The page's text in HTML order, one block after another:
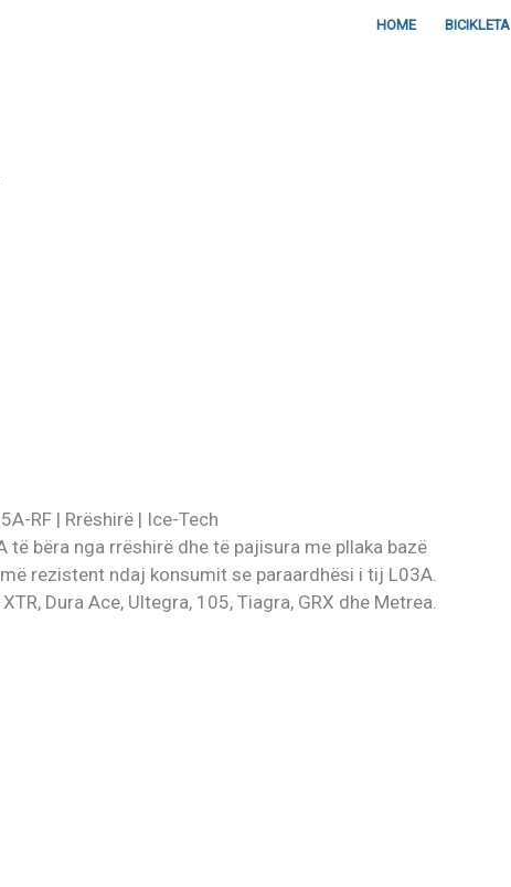
HOME BICIKLETA
RF | Rrëshirë | Ice-Tech
bëra nga rrëshirë dhe të pajisura me pllaka bazë
rezistent ndaj konsumit se paraardhësi i tij L03A.
Dura Ace, Ultegra, 105, Tiagra, GRX dhe Metrea.